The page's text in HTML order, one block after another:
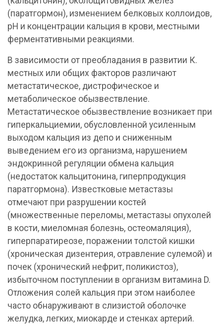
(паратгормон), изменением белковых коллоидов,
рН и концентрации кальция в крови, местными
ферментативными реакциями.
В зависимости от преобладания в развитии К.
местных или общих факторов различают
метастатическое, дистрофическое и
метаболическое обызвествление.
Метастатическое обызвествление возникает при
гиперкальциемии, обусловленной усиленным
выходом кальция из депо и сниженным
выведением его из организма, нарушением
эндокринной регуляции обмена кальция
(недостаток кальцитонина, гиперпродукция
паратгормона). Известковые метастазы
отмечают при разрушении костей
(множественные переломы, метастазы опухолей
в кости, миеломная болезнь, остеомаляция),
гиперпаратиреозе, поражении толстой кишки
(хроническая дизентерия, отравление сулемой) и
почек (хронический нефрит, поликистоз),
избыточном поступлении в организм витамина D.
Отложения солей кальция при этом наиболее
часто обнаруживают в слизистой оболочке
желудка, легких, миокарде и стенках артерий.